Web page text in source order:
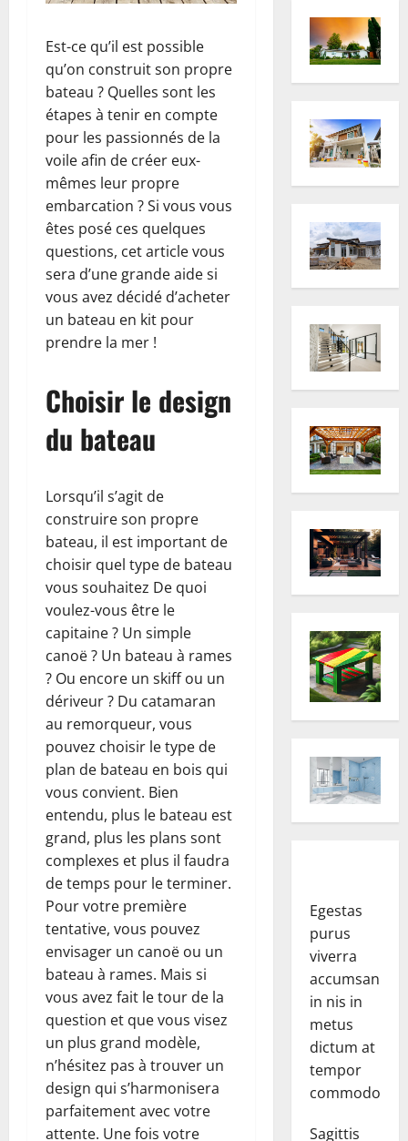
Est-ce qu’il est possible
qu’on construit son propre
bateau ? Quelles sont les
étapes à tenir en compte
pour les passionnés de la
voile afin de créer eux-
mêmes leur propre
embarcation ? Si vous vous
êtes posé ces quelques
questions, cet article vous
sera d’une grande aide si
vous avez décidé d’acheter
un bateau en kit pour
prendre la mer !
Choisir le design
du bateau
Lorsqu’il s’agit de
construire son propre
bateau, il est important de
choisir quel type de bateau
vous souhaitez De quoi
voulez-vous être le
capitaine ? Un simple
canoë ? Un bateau à rames
? Ou encore un skiff ou un
dériveur ? Du catamaran
au remorqueur, vous
pouvez choisir le type de
plan de bateau en bois qui
vous convient. Bien
entendu, plus le bateau est
grand, plus les plans sont
complexes et plus il faudra
de temps pour le terminer.
Pour votre première
tentative, vous pouvez
envisager un canoë ou un
bateau à rames. Mais si
vous avez fait le tour de la
question et que vous visez
un plus grand modèle,
n’hésitez pas à trouver un
design qui s’harmonisera
parfaitement avec votre
attente. Une fois votre
Egestas
purus
viverra
accumsan
in nis in
metus
dictum at
tempor
commodo.
Sagittis